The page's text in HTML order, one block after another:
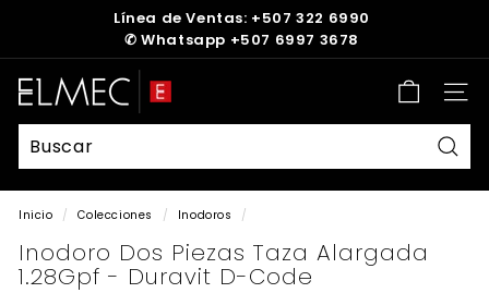
diapositivas
pausa
Línea de Ventas: +507 322 6990
✆ Whatsapp +507 6997 3678
E
L
M
E
C
Inicio / Colecciones / Inodoros /
Inodoro Dos Piezas Taza Alargada
1.28Gpf - Duravit D-Code